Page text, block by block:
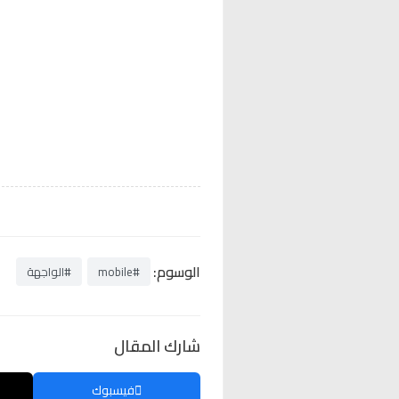
الوسوم: #mobile #الواجهة
شارك المقال
فيسبوك